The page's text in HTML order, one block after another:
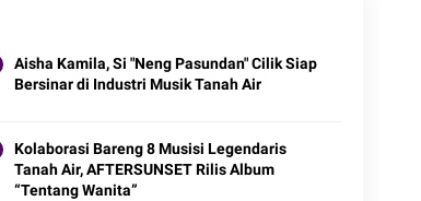
Aisha Kamila, Si "Neng Pasundan" Cilik Siap
Bersinar di Industri Musik Tanah Air
Kolaborasi Bareng 8 Musisi Legendaris
Tanah Air, AFTERSUNSET Rilis Album
“Tentang Wanita”